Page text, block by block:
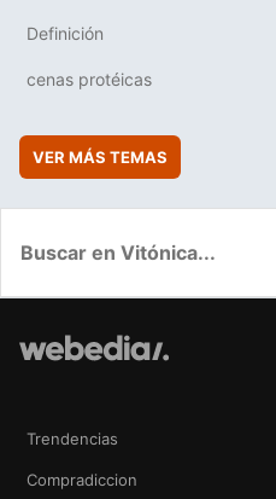
Definición
cenas protéicas
VER MÁS TEMAS
Trendencias
Compradiccion